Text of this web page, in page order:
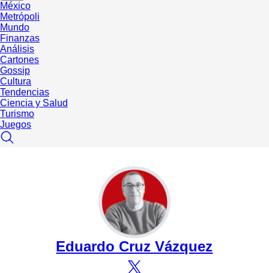
México
Metrópoli
Mundo
Finanzas
Análisis
Cartones
Gossip
Cultura
Tendencias
Ciencia y Salud
Turismo
Juegos
Eduardo Cruz Vázquez